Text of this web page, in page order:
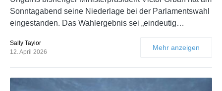
Sonntagabend seine Niederlage bei der Parlamentswahl
eingestanden. Das Wahlergebnis sei „eindeutig…
Sally Taylor
12. April 2026
Mehr anzeigen